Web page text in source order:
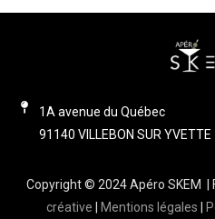
1A avenue du Québec
91140 VILLEBON SUR YVETTE
Copyright © 2024 Apéro SKEM |
créative
Mentions légales